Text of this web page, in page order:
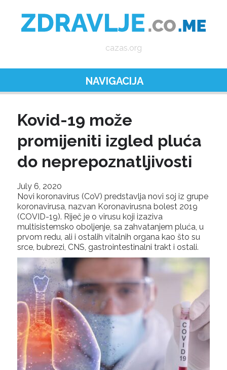
cazas.org
NAVIGACIJA
Kovid-19 može
promijeniti izgled pluća
do neprepoznatljivosti
July 6, 2020
Novi koronavirus (CoV) predstavlja novi soj iz grupe
koronavirusa, nazvan Koronavirusna bolest 2019
(COVID-19). Riječ je o virusu koji izaziva
multisistemsko oboljenje, sa zahvatanjem pluća, u
prvom redu, ali i ostalih vitalnih organa kao što su
srce, bubrezi, CNS, gastrointestinalni trakt i ostali.